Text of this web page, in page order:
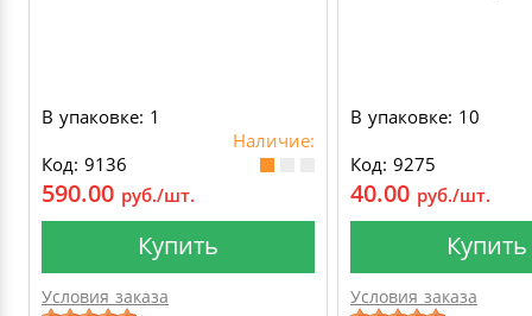
В упаковке: 1
Наличие:
Код: 9136
590.00 руб./шт.
Купить
Условия заказа
В упаковке: 10
Код: 9275
40.00 руб./шт.
Купить
Условия заказа